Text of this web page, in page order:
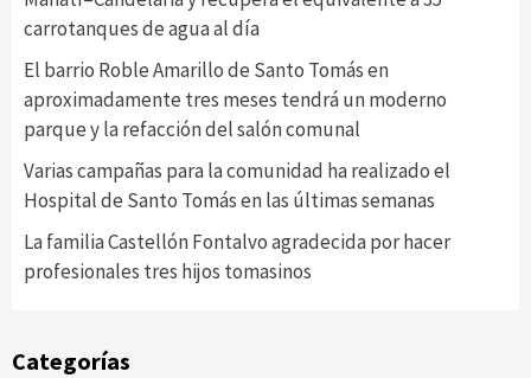
carrotanques de agua al día
El barrio Roble Amarillo de Santo Tomás en
aproximadamente tres meses tendrá un moderno
parque y la refacción del salón comunal
Varias campañas para la comunidad ha realizado el
Hospital de Santo Tomás en las últimas semanas
La familia Castellón Fontalvo agradecida por hacer
profesionales tres hijos tomasinos
Categorías